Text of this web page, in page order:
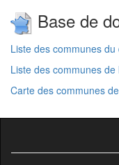
Base de
Liste des communes
Liste des communes
Carte des communes